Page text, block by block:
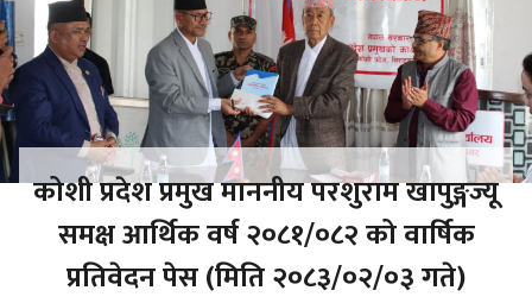
कोशी प्रदेश प्रमुख माननीय परशुराम खापुङ्गज्यू
समक्ष आर्थिक वर्ष २०८१/०८२ को वार्षिक
प्रतिवेदन पेस (मिति २०८३/०२/०३ गते)